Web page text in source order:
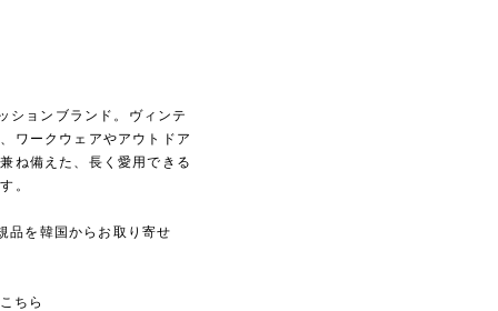
ションブランド。ヴィンテ
ワークウェアやアウトドア
ね備えた、長く愛用できる
。
品を韓国からお取り寄せ
ちら